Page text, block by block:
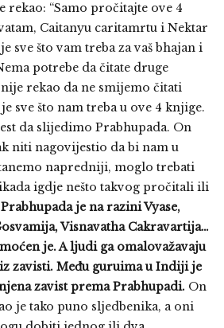
rekao: “Samo pročitajte ove 4
Caitanyu caritamrtu i Nektar
sve što vam treba za vaš bhajan i
potrebe da čitate druge
rekao da ne smijemo čitati
sve što nam treba u ove 4 knjige.
da slijedimo Prabhupada. On
niti nagovijestio da bi nam u
napredniji, moglo trebati
igdje nešto takvog pročitali ili
Prabhupada je na razini Vyase,
Visnavatha Cakravartija…
je. A ljudi ga omalovažavaju
zavisti. Među guruima u Indiji je
zavist prema Prabhupadi. On
je tako puno sljedbenika, a oni